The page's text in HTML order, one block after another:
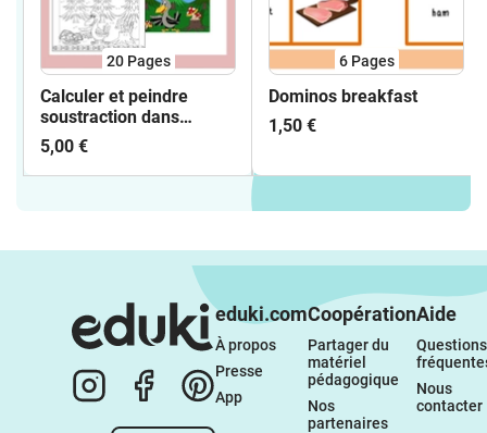
20 Pages
Calculer et peindre
soustraction dans
l'espace des nombres
100
5,00 €
6 Pages
Dominos breakfast
1,50 €
eduki.com
À propos
Presse
App
Coopération
Partager du
matériel
pédagogique
Nos
partenaires
Aide
Questions
Nous
contacter